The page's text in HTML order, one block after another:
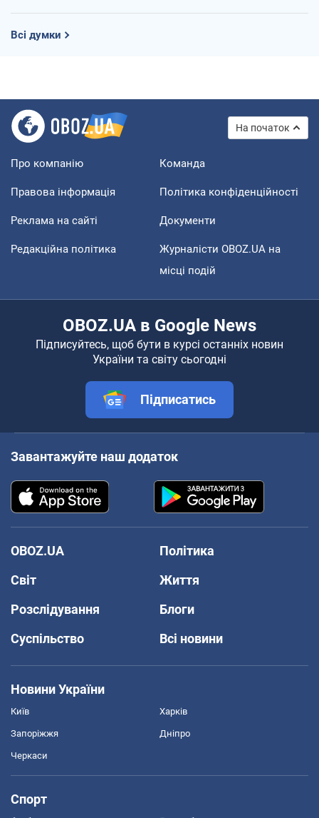
Всі думки
На початок
Про компанію Команда
Правова інформація Політика конфіденційності
Реклама на сайті Документи
Редакційна політика
Журналісти OBOZ.UA на
місці подій
OBOZ.UA в Google News
Підписуйтесь, щоб бути в курсі останніх новин
України та світу сьогодні
Підписатись
Завантажуйте наш додаток
OBOZ.UA
Політика
Світ
Життя
Розслідування
Блоги
Суспільство
Всі новини
Новини України
Київ Харків
Запоріжжя Дніпро
Черкаси
Спорт